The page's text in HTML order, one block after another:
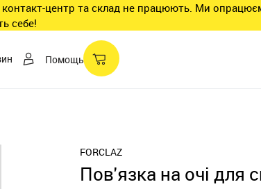
контакт-центр та склад не працюють. Ми
себе!
Помощь
FORCLAZ
Пов'язка на очі для